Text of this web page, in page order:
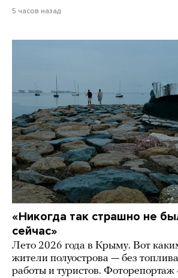
5 часов назад
«Никогда так страшно не
сейчас»
Лето 2026 года в Крыму. Вот
жители полуострова — без
работы и туристов. Фоторепортаж